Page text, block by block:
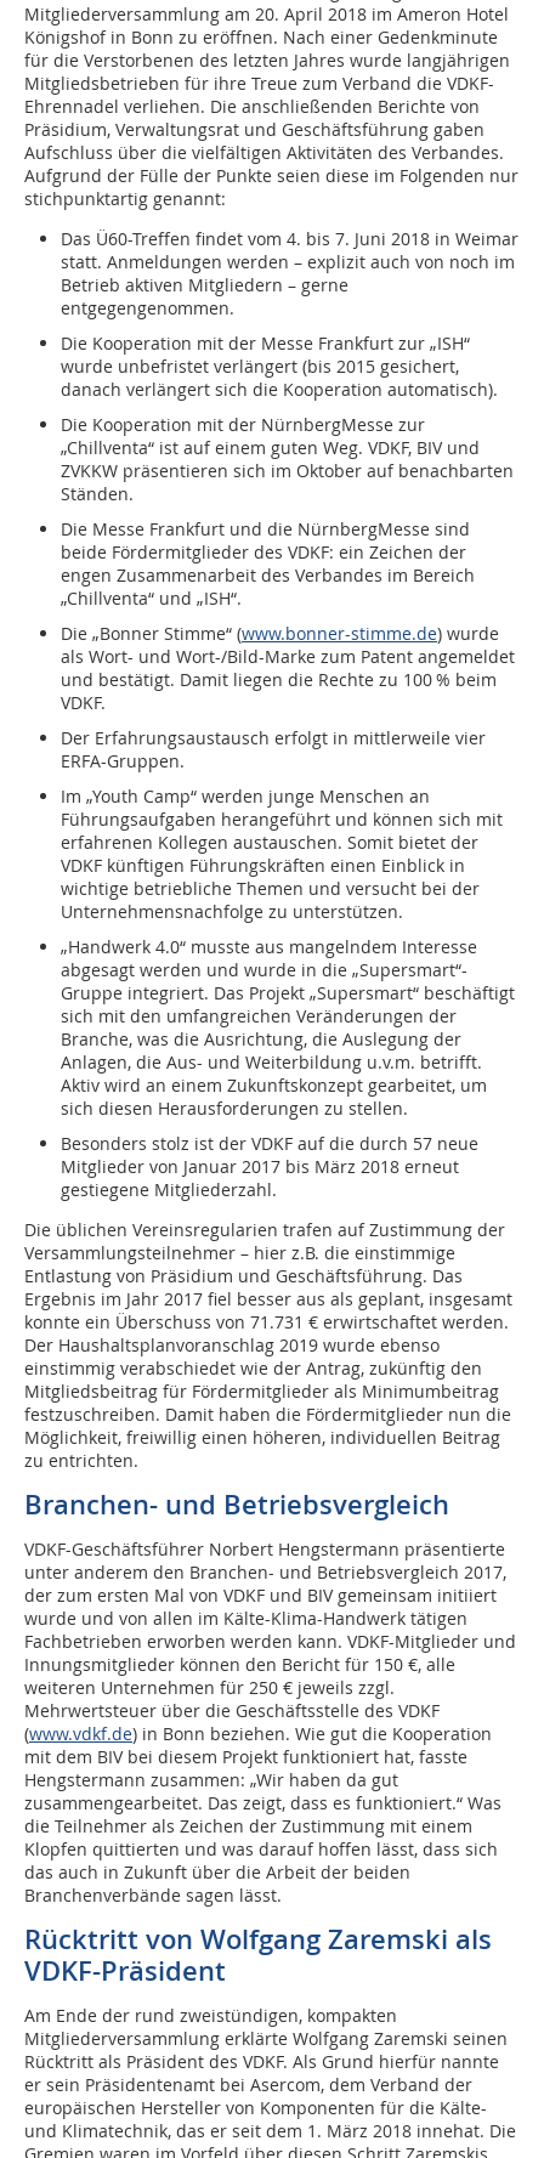
Mitgliederversammlung am 20. April 2018 im Ameron Hotel
Königshof in Bonn zu eröffnen. Nach einer Gedenkminute
für die Verstorbenen des letzten Jahres wurde langjährigen
Mitgliedsbetrieben für ihre Treue zum Verband die VDKF-
Ehrennadel verliehen. Die anschließenden Berichte von
Präsidium, Verwaltungsrat und Geschäftsführung gaben
Aufschluss über die vielfältigen Aktivitäten des Verbandes.
Aufgrund der Fülle der Punkte seien diese im Folgenden nur
stichpunktartig genannt:
Das Ü60-Treffen findet vom 4. bis 7. Juni 2018 in Weimar
statt. Anmeldungen werden – explizit auch von noch im
Betrieb aktiven Mitgliedern – gerne
entgegengenommen.
Die Kooperation mit der Messe Frankfurt zur „ISH“
wurde unbefristet verlängert (bis 2015 gesichert,
danach verlängert sich die Kooperation automatisch).
Die Kooperation mit der NürnbergMesse zur
„Chillventa“ ist auf einem guten Weg. VDKF, BIV und
ZVKKW präsentieren sich im Oktober auf benachbarten
Ständen.
Die Messe Frankfurt und die NürnbergMesse sind
beide Fördermitglieder des VDKF: ein Zeichen der
engen Zusammenarbeit des Verbandes im Bereich
„Chillventa“ und „ISH“.
Die „Bonner Stimme“ (www.bonner-stimme.de) wurde
als Wort- und Wort-/Bild-Marke zum Patent angemeldet
und bestätigt. Damit liegen die Rechte zu 100 % beim
VDKF.
Der Erfahrungsaustausch erfolgt in mittlerweile vier
ERFA-Gruppen.
Im „Youth Camp“ werden junge Menschen an
Führungsaufgaben herangeführt und können sich mit
erfahrenen Kollegen austauschen. Somit bietet der
VDKF künftigen Führungskräften einen Einblick in
wichtige betriebliche Themen und versucht bei der
Unternehmensnachfolge zu unterstützen.
„Handwerk 4.0“ musste aus mangelndem Interesse
abgesagt werden und wurde in die „Supersmart“-
Gruppe integriert. Das Projekt „Supersmart“ beschäftigt
sich mit den umfangreichen Veränderungen der
Branche, was die Ausrichtung, die Auslegung der
Anlagen, die Aus- und Weiterbildung u.v.m. betrifft.
Aktiv wird an einem Zukunftskonzept gearbeitet, um
sich diesen Herausforderungen zu stellen.
Besonders stolz ist der VDKF auf die durch 57 neue
Mitglieder von Januar 2017 bis März 2018 erneut
gestiegene Mitgliederzahl.
Die üblichen Vereinsregularien trafen auf Zustimmung der
Versammlungsteilnehmer – hier z.B. die einstimmige
Entlastung von Präsidium und Geschäftsführung. Das
Ergebnis im Jahr 2017 fiel besser aus als geplant, insgesamt
konnte ein Überschuss von 71.731 € erwirtschaftet werden.
Der Haushaltsplanvoranschlag 2019 wurde ebenso
einstimmig verabschiedet wie der Antrag, zukünftig den
Mitgliedsbeitrag für Fördermitglieder als Minimumbeitrag
festzuschreiben. Damit haben die Fördermitglieder nun die
Möglichkeit, freiwillig einen höheren, individuellen Beitrag
zu entrichten.
Branchen- und Betriebsvergleich
VDKF-Geschäftsführer Norbert Hengstermann präsentierte
unter anderem den Branchen- und Betriebsvergleich 2017,
der zum ersten Mal von VDKF und BIV gemeinsam initiiert
wurde und von allen im Kälte-Klima-Handwerk tätigen
Fachbetrieben erworben werden kann. VDKF-Mitglieder und
Innungsmitglieder können den Bericht für 150 €, alle
weiteren Unternehmen für 250 € jeweils zzgl.
Mehrwertsteuer über die Geschäftsstelle des VDKF
(www.vdkf.de) in Bonn beziehen. Wie gut die Kooperation
mit dem BIV bei diesem Projekt funktioniert hat, fasste
Hengstermann zusammen: „Wir haben da gut
zusammengearbeitet. Das zeigt, dass es funktioniert.“ Was
die Teilnehmer als Zeichen der Zustimmung mit einem
Klopfen quittierten und was darauf hoffen lässt, dass sich
das auch in Zukunft über die Arbeit der beiden
Branchenverbände sagen lässt.
Rücktritt von Wolfgang Zaremski als
VDKF-Präsident
Am Ende der rund zweistündigen, kompakten
Mitgliederversammlung erklärte Wolfgang Zaremski seinen
Rücktritt als Präsident des VDKF. Als Grund hierfür nannte
er sein Präsidentenamt bei Asercom, dem Verband der
europäischen Hersteller von Komponenten für die Kälte-
und Klimatechnik, das er seit dem 1. März 2018 innehat. Die